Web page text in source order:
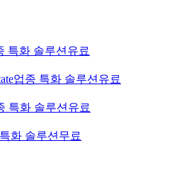
특화 솔루션 유료
업종 특화 솔루션 유료
특화 솔루션 유료
화 솔루션 무료